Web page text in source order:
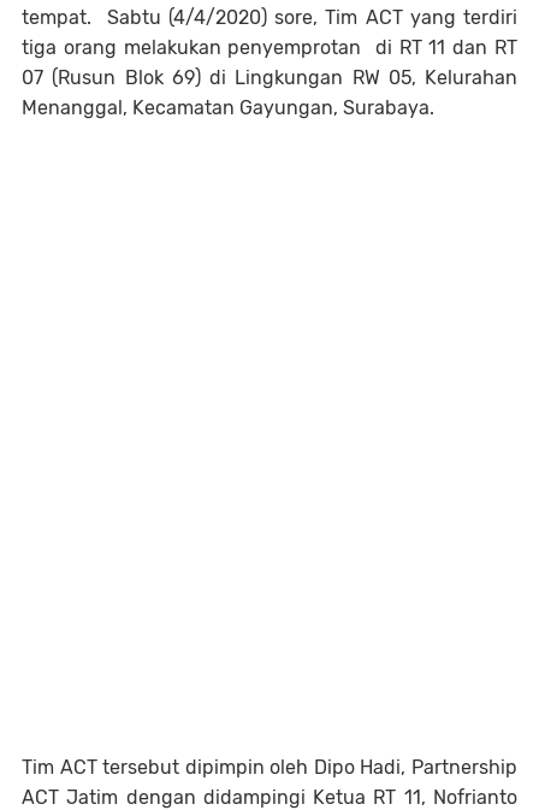
tempat. Sabtu (4/4/2020) sore, Tim ACT yang terdiri
tiga orang melakukan penyemprotan di RT 11 dan RT
07 (Rusun Blok 69) di Lingkungan RW 05, Kelurahan
Menanggal, Kecamatan Gayungan, Surabaya.
Tim ACT tersebut dipimpin oleh Dipo Hadi, Partnership
ACT Jatim dengan didampingi Ketua RT 11, Nofrianto